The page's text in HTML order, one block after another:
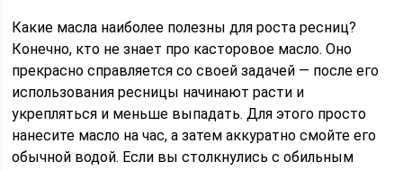
Какие масла наиболее полезны для роста ресниц?
Конечно, кто не знает про касторовое масло. Оно
прекрасно справляется со своей задачей — после его
использования ресницы начинают расти и
укрепляться и меньше выпадать. Для этого просто
нанесите масло на час, а затем аккуратно смойте его
обычной водой. Если вы столкнулись с обильным